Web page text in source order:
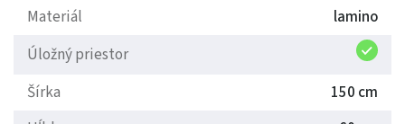
prehľadne. Kombinácia plných a presklených horných
skriniek dodáva kuchyni ľahkosť a umožňuje praktické
rozdelenie úložného priestoru.
Materiál
lamino
Úložný priestor
Šírka
150 cm